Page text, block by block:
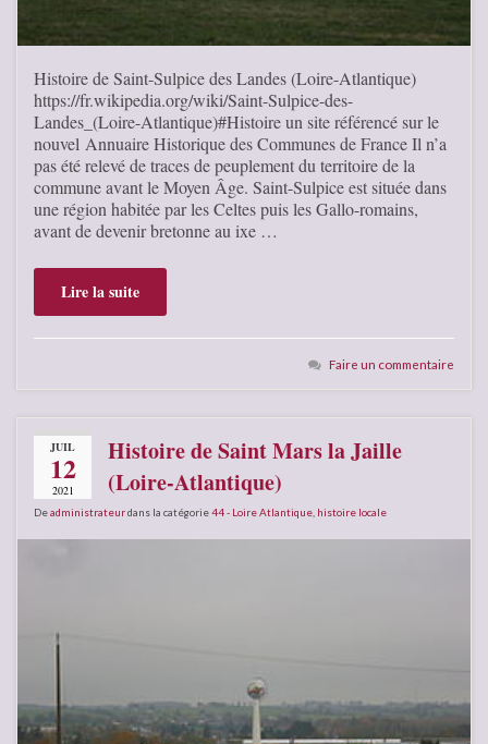
Histoire de Saint-Sulpice des Landes (Loire-Atlantique)
https://fr.wikipedia.org/wiki/Saint-Sulpice-des-
Landes_(Loire-Atlantique)#Histoire un site référencé sur le
nouvel Annuaire Historique des Communes de France Il n’a
pas été relevé de traces de peuplement du territoire de la
commune avant le Moyen Âge. Saint-Sulpice est située dans
une région habitée par les Celtes puis les Gallo-romains,
avant de devenir bretonne au ixe …
Lire la suite
Faire un commentaire
JUIL
12
2021
Histoire de Saint Mars la Jaille
(Loire-Atlantique)
Deadministrateurdans la catégorie44 - Loire Atlantique histoire locale